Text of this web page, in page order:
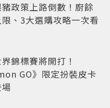
政策上路倒數！廚餘
、3大選購攻略一次看
錦標賽將開打！
GO》限定扮裝皮卡